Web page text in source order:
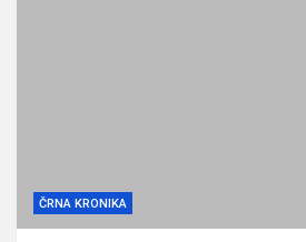
ČRNA KRONIKA